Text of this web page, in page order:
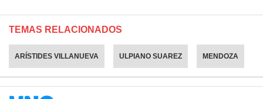
TEMAS RELACIONADOS
ARÍSTIDES VILLANUEVA ULPIANO SUAREZ MENDOZA